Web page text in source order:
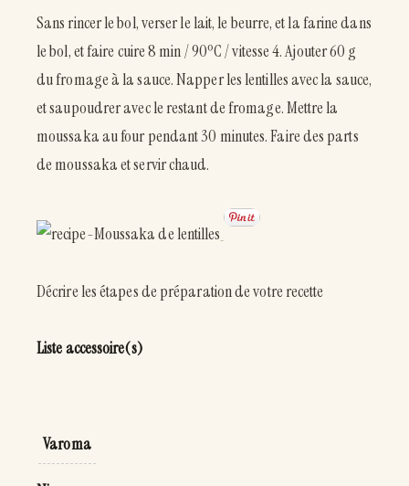
Sans rincer le bol, verser le lait, le beurre, et la farine dans
le bol, et faire cuire 8 min / 90ºC / vitesse 4. Ajouter 60 g
du fromage à la sauce. Napper les lentilles avec la sauce,
et saupoudrer avec le restant de fromage. Mettre la
moussaka au four pendant 30 minutes. Faire des parts
de moussaka et servir chaud.
Décrire les étapes de préparation de votre recette
Liste accessoire(s)
Varoma